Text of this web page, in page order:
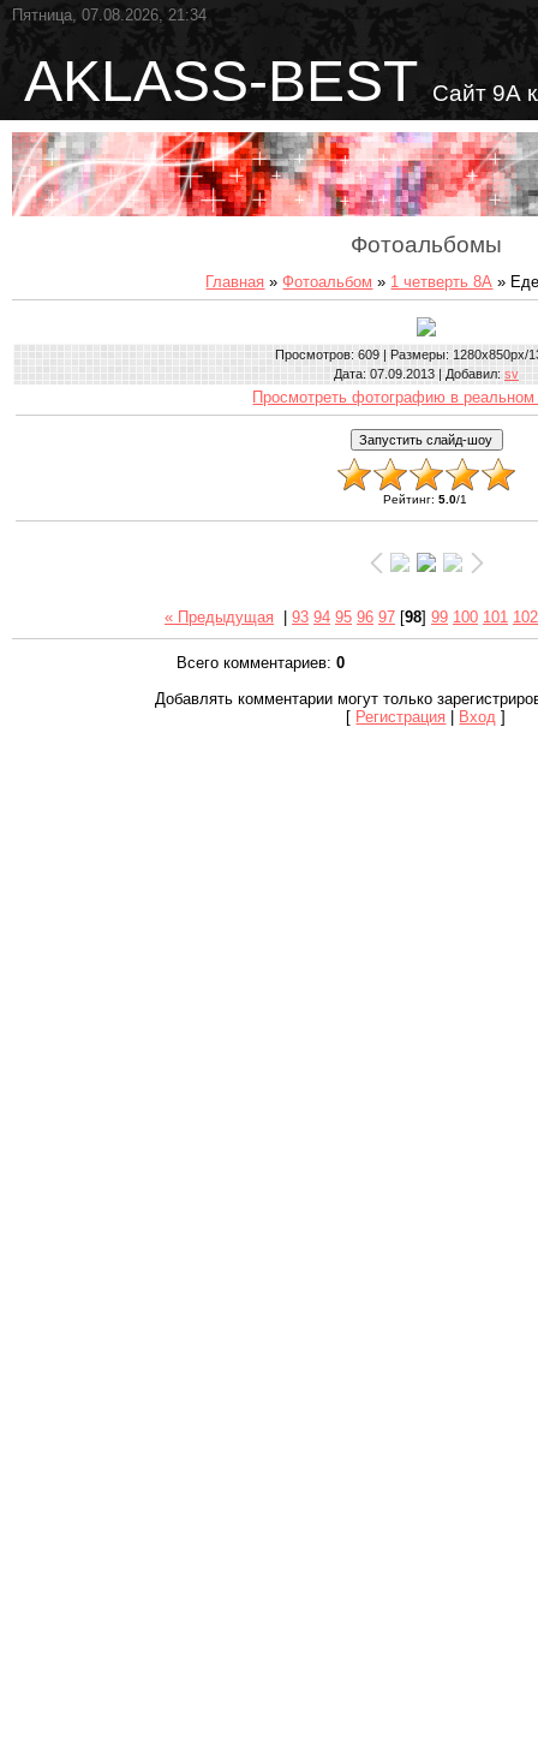
Пятница, 07.08.2026, 21:34
AKLASS-BEST Сайт 9А
Фотоальбомы
Главная »Фотоальбом » 1 четверть 8А »
Просмотров: 609 | Размеры: 1280x850px/
Дата: 07.09.2013 | Добавил: sv
Просмотреть фотографию в реальном
Рейтинг:5.0/1
« Предыдущая 93 94 95 96 97 [98] 99 100 101 102
Всего комментариев: 0
Добавлять комментарии могут только
[ Регистрация | Вход ]